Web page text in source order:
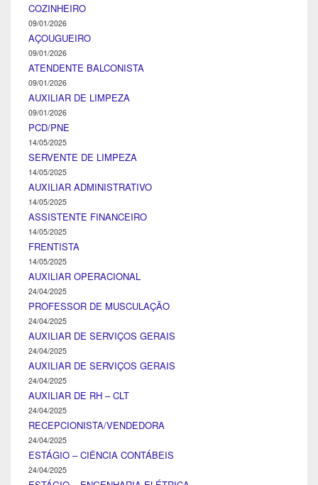
COZINHEIRO
09/01/2026
AÇOUGUEIRO
09/01/2026
ATENDENTE BALCONISTA
09/01/2026
AUXILIAR DE LIMPEZA
09/01/2026
PCD/PNE
14/05/2025
SERVENTE DE LIMPEZA
14/05/2025
AUXILIAR ADMINISTRATIVO
14/05/2025
ASSISTENTE FINANCEIRO
14/05/2025
FRENTISTA
14/05/2025
AUXILIAR OPERACIONAL
24/04/2025
PROFESSOR DE MUSCULAÇÃO
24/04/2025
AUXILIAR DE SERVIÇOS GERAIS
24/04/2025
AUXILIAR DE SERVIÇOS GERAIS
24/04/2025
AUXILIAR DE RH – CLT
24/04/2025
RECEPCIONISTA/VENDEDORA
24/04/2025
ESTÁGIO – CIÊNCIA CONTÁBEIS
24/04/2025